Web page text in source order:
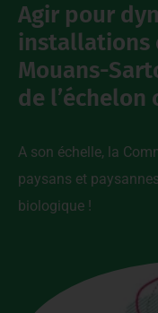
Agir pour
installations
Mouans-
de l’échelon
A son échelle, la
paysans et
biologique !